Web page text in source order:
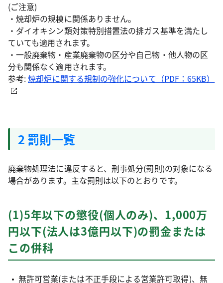
(ご注意)
・焼却炉の規模に関係ありません。
・ダイオキシン類対策特別措置法の排ガス基準を満たし
ていても適用されます。
・一般廃棄物・産業廃棄物の区分や自己物・他人物の区
分も関係なく適用されます。
参考:焼却炉に関する規制の強化について（PDF：65KB）
2 罰則一覧
廃棄物処理法に違反すると、刑事処分(罰則)の対象になる
場合があります。主な罰則は以下のとおりです。
(1)5年以下の懲役(個人のみ)、1,000万
円以下(法人は3億円以下)の罰金または
この併科
無許可営業(または不正手段による営業許可取得)、無